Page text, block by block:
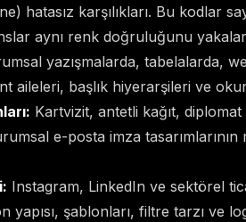
hatasız karşılıkları. Bu kodlar
aynı renk doğruluğunu
yazışmalarda, tabelalarda,
aileleri, başlık hiyerarşileri ve
Kartvizit, antetli kağıt,
e-posta imza tasarımlarının
Instagram, LinkedIn ve sektörel
şablonları, filtre tarzı ve